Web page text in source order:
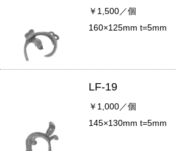
￥1,500／個
160×125mm t=5mm
LF-19
￥1,000／個
145×130mm t=5mm